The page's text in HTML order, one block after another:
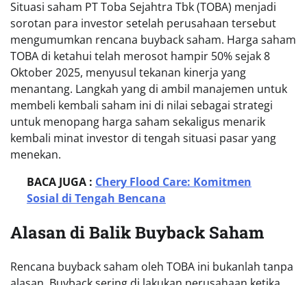
Situasi saham PT Toba Sejahtra Tbk (TOBA) menjadi
sorotan para investor setelah perusahaan tersebut
mengumumkan rencana buyback saham. Harga saham
TOBA di ketahui telah merosot hampir 50% sejak 8
Oktober 2025, menyusul tekanan kinerja yang
menantang. Langkah yang di ambil manajemen untuk
membeli kembali saham ini di nilai sebagai strategi
untuk menopang harga saham sekaligus menarik
kembali minat investor di tengah situasi pasar yang
menekan.
BACA JUGA : Chery Flood Care: Komitmen
Sosial di Tengah Bencana
Alasan di Balik Buyback Saham
Rencana buyback saham oleh TOBA ini bukanlah tanpa